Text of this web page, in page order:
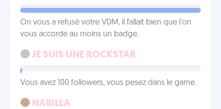
On vous a refusé votre VDM, il fallait bien que l'on
vous accorde au moins un badge.
JE SUIS UNE ROCKSTAR
Vous avez 100 followers, vous pesez dans le game.
NABILLA